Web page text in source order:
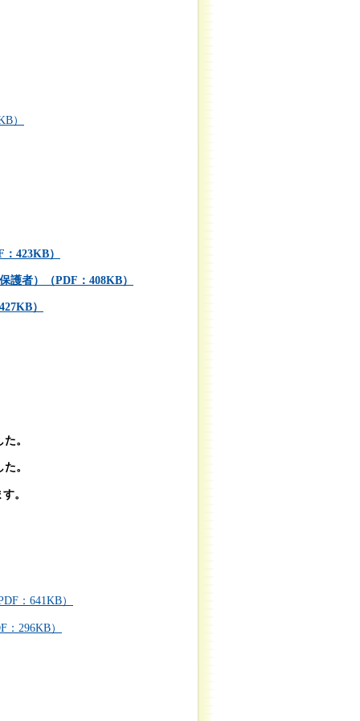
）
423KB）
護者）（PDF：408KB）
）
。
。
。
：641KB）
296KB）